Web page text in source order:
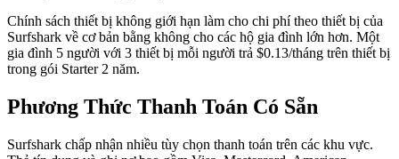
Chính sách thiết bị không giới hạn làm cho chi phí theo thiết bị của
Surfshark về cơ bản bằng không cho các hộ gia đình lớn hơn. Một
gia đình 5 người với 3 thiết bị mỗi người trả $0.13/tháng trên thiết bị
trong gói Starter 2 năm.
Phương Thức Thanh Toán Có Sẵn
Surfshark chấp nhận nhiều tùy chọn thanh toán trên các khu vực.